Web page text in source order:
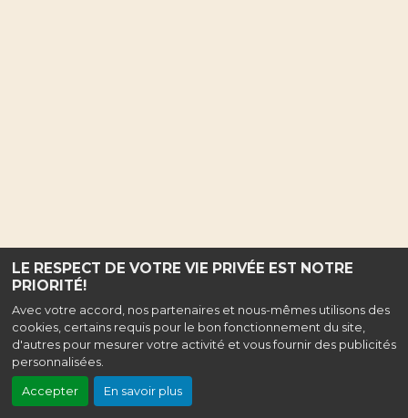
LE RESPECT DE VOTRE VIE PRIVÉE EST NOTRE
PRIORITÉ!
Avec votre accord, nos partenaires et nous-mêmes utilisons des
cookies, certains requis pour le bon fonctionnement du site,
d'autres pour mesurer votre activité et vous fournir des publicités
personnalisées.
Accepter En savoir plus